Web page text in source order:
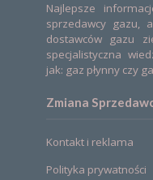
Najlepsze
sprzedawcy gazu,
dostawców gazu
specjalistyczna
jak: gaz płynny czy
Zmiana
Kontakt i reklama
Polityka prywatności